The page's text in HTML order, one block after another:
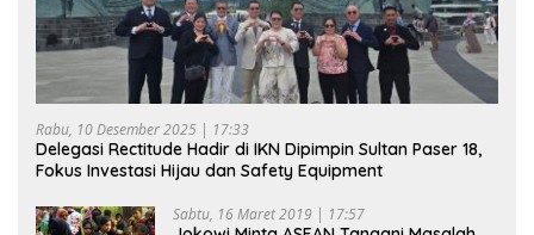
Rabu, 10 Desember 2025 | 17:33
Delegasi Rectitude Hadir di IKN Dipimpin Sultan Paser 18,
Fokus Investasi Hijau dan Safety Equipment
Sabtu, 16 Maret 2019 | 17:57